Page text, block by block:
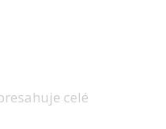
celé